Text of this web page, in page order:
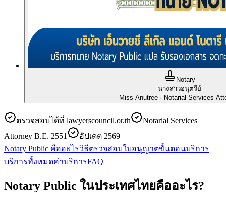
Notary
นางสาวอนุตรีย์
Miss Anutree· Notarial Services
ตรวจสอบได้ที่ lawyerscouncil.or.th
Notarial Services
Attorney B.E. 2551
อัปเดต 2569
Notary Public คืออะไรวิธีตรวจสอบใบอนุญาตขั้นตอนบริการ
บริการทั้งหมดค่าบริการFAQ
Notary Public ในประเทศไทยคืออะไร?